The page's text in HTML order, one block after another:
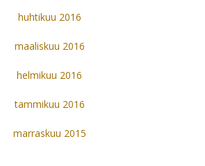
huhtikuu 2016
maaliskuu 2016
helmikuu 2016
tammikuu 2016
marraskuu 2015